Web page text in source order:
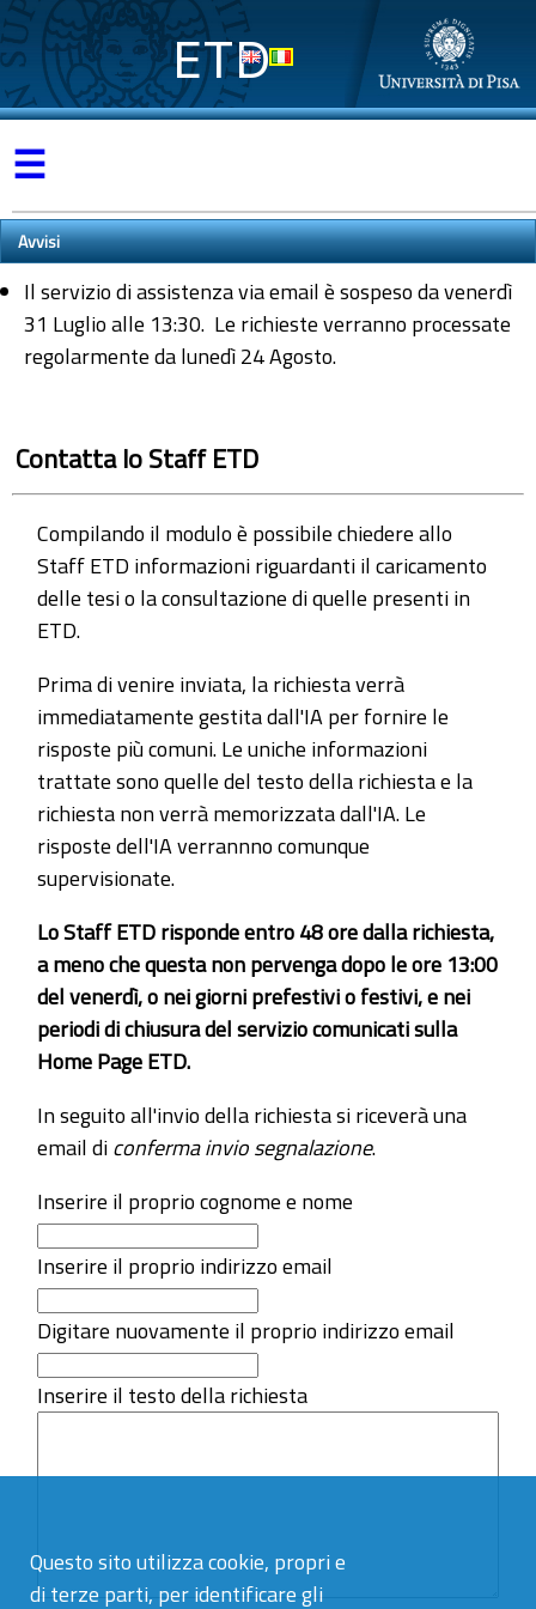
Questo sito utilizza cookie, propri e
di terze parti, per identificare gli
ETD
☰
Avvisi
Il servizio di assistenza via email è sospeso da venerdì
31 Luglio alle 13:30. Le richieste verranno processate
regolarmente da lunedì 24 Agosto.
Contatta lo Staff ETD
Compilando il modulo è possibile chiedere allo
Staff ETD informazioni riguardanti il caricamento
delle tesi o la consultazione di quelle presenti in
ETD.
Prima di venire inviata, la richiesta verrà
immediatamente gestita dall'IA per fornire le
risposte più comuni. Le uniche informazioni
trattate sono quelle del testo della richiesta e la
richiesta non verrà memorizzata dall'IA. Le
risposte dell'IA verrannno comunque
supervisionate.
Lo Staff ETD risponde entro 48 ore dalla richiesta,
a meno che questa non pervenga dopo le ore 13:00
del venerdì, o nei giorni prefestivi o festivi, e nei
periodi di chiusura del servizio comunicati sulla
Home Page ETD.
In seguito all'invio della richiesta si riceverà una
email diconferma invio segnalazione.
Inserire il proprio cognome e nome
Inserire il proprio indirizzo email
Digitare nuovamente il proprio indirizzo email
Inserire il testo della richiesta